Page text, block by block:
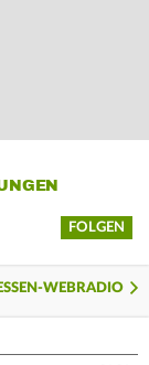
FOLGEN
WEBRADIO